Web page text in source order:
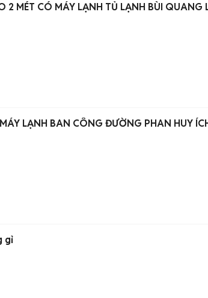
2 MÉT CÓ MÁY LẠNH TỦ LẠNH BÙI QUANG
LẠNH BAN CÔNG ĐƯỜNG PHAN HUY
gỉ